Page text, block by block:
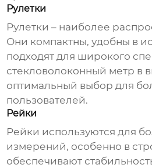
Рулетки
Рулетки – наиболее
Они компактны, удобны в
подходят для широкого
стекловолоконный метр в
оптимальный выбор для
пользователей.
Рейки
Рейки используются для
измерений, особенно в
обеспечивают